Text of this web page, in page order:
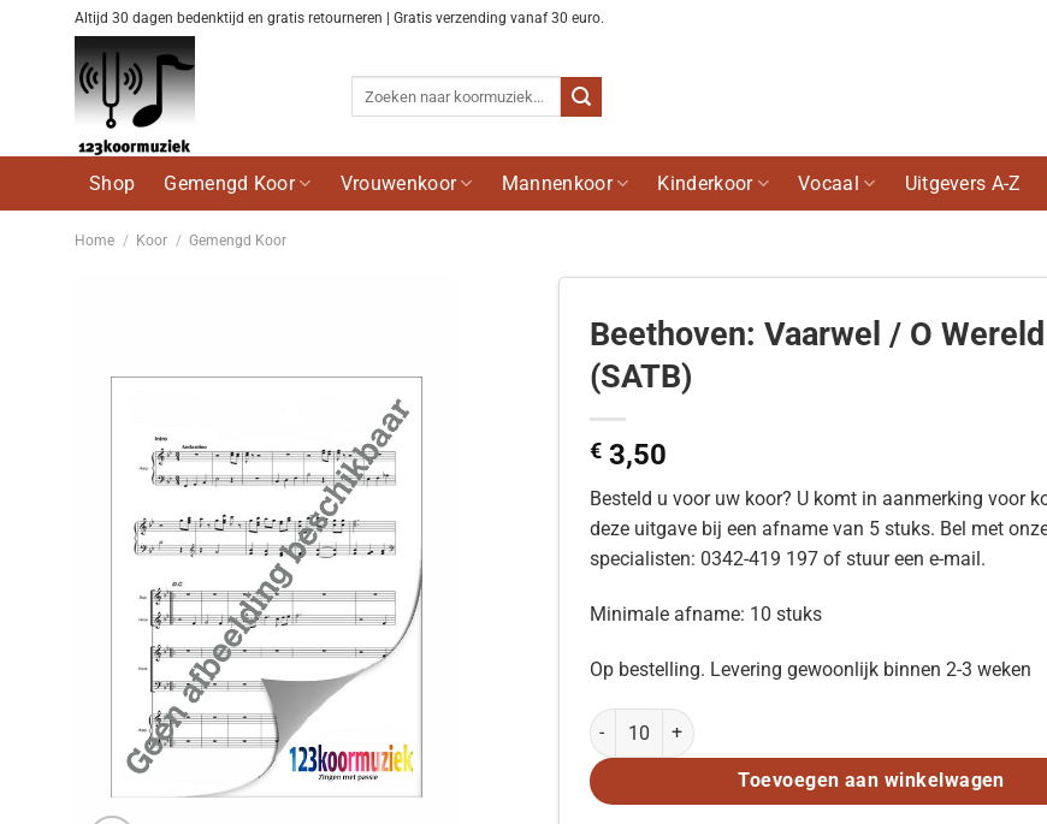
Altijd 30 dagen bedenktijd en gratis retourneren | Gratis verzending vanaf 30 euro.
Shop Gemengd Koor Vrouwenkoor Mannenkoor Kinderkoor Vocaal Uitgevers A-Z
Home / Koor / Gemengd Koor
toe aan
wenslijst
Beethoven: Vaarwel / O Wereld
(SATB)
€3,50
Besteld u voor uw koor? U komt in aanmerking voor
deze uitgave bij een afname van 5 stuks. Bel met
specialisten: 0342-419 197 of stuur een e-mail.
Minimale afname: 10 stuks
Op bestelling. Levering gewoonlijk binnen 2-3 weken
Beethoven: Vaarwel / O Wereld (SATB) aantal
Toevoegen aan winkelwagen